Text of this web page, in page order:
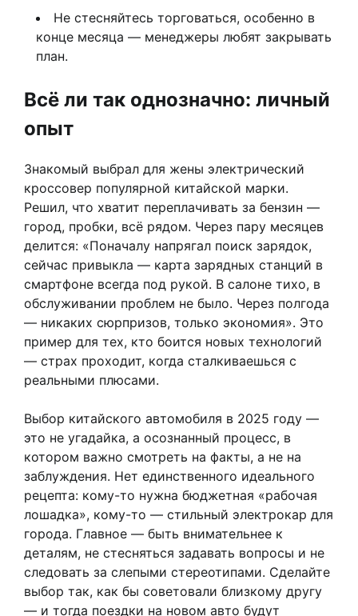
Не стесняйтесь торговаться, особенно в
конце месяца — менеджеры любят закрывать
план.
Всё ли так однозначно: личный
опыт
Знакомый выбрал для жены электрический
кроссовер популярной китайской марки.
Решил, что хватит переплачивать за бензин —
город, пробки, всё рядом. Через пару месяцев
делится: «Поначалу напрягал поиск зарядок,
сейчас привыкла — карта зарядных станций в
смартфоне всегда под рукой. В салоне тихо, в
обслуживании проблем не было. Через полгода
— никаких сюрпризов, только экономия». Это
пример для тех, кто боится новых технологий
— страх проходит, когда сталкиваешься с
реальными плюсами.
Выбор китайского автомобиля в 2025 году —
это не угадайка, а осознанный процесс, в
котором важно смотреть на факты, а не на
заблуждения. Нет единственного идеального
рецепта: кому-то нужна бюджетная «рабочая
лошадка», кому-то — стильный электрокар для
города. Главное — быть внимательнее к
деталям, не стесняться задавать вопросы и не
следовать за слепыми стереотипами. Сделайте
выбор так, как бы советовали близкому другу
— и тогда поездки на новом авто будут